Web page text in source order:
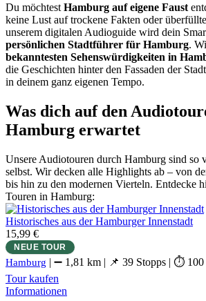
Du möchtest Hamburg auf eigene Faust
keine Lust auf trockene Fakten oder
unserem digitalen Audioguide wird dein
persönlichen Stadtführer für Hamburg.
bekanntesten Sehenswürdigkeiten in
die Geschichten hinter den Fassaden der
in deinem ganz eigenen Tempo.
Was dich auf den
Hamburg erwartet
Unsere Audiotouren durch Hamburg sind so
selbst. Wir decken alle Highlights ab – von
bis hin zu den modernen Vierteln. Entdecke
Touren in Hamburg:
Historisches aus der Hamburger Innenstadt
15,99 €
NEUE TOUR
Hamburg | ➖ 1,81 km | 📌 39 Stopps | ⏱ 100
Tour kaufen
Informationen